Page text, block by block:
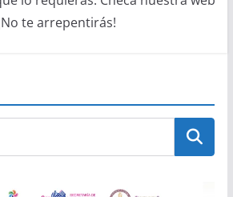
te arrepentirás!